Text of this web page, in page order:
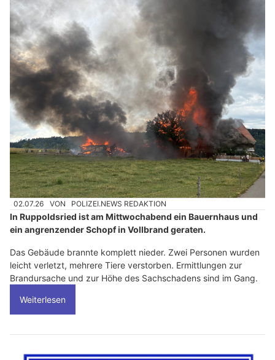
02.07.26 VON POLIZEI.NEWS REDAKTION
In Ruppoldsried ist am Mittwochabend ein Bauernhaus und
ein angrenzender Schopf in Vollbrand geraten.
Das Gebäude brannte komplett nieder. Zwei Personen wurden
leicht verletzt, mehrere Tiere verstorben. Ermittlungen zur
Brandursache und zur Höhe des Sachschadens sind im Gang.
Weiterlesen